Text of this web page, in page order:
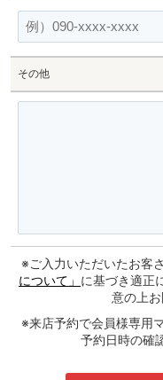
その他
※ご入力いただいたお客
について」 に基づき適正
意の上お
※来店予約で会員様専用
予約日時の確